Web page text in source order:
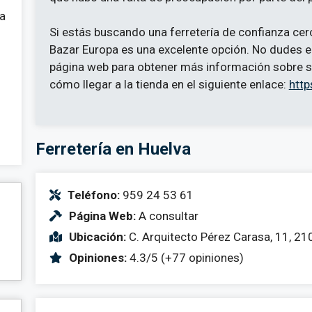
Si estás buscando una ferretería de confianza
Bazar Europa es una excelente opción. No
página web para obtener más información sobre
cómo llegar a la tienda en el siguiente enlace:
Ferretería en Huelva
Teléfono:959 24 53 61
Página Web:A consultar
Ubicación:C. Arquitecto Pérez Carasa, 11,
Opiniones:4.3/5 (+77 opiniones)